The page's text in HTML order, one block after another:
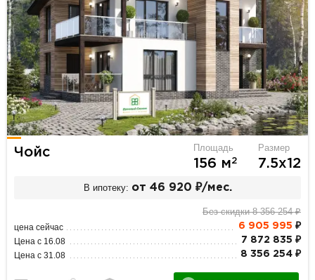
Чойс Площадь
156 м2
Размер
7.5х12
В ипотеку: от 46 920 ₽/мес.
Без скидки 8 356 254 ₽
цена сейчас 6 905 995 ₽
Цена с 16.08 7 872 835 ₽
Цена с 31.08 8 356 254 ₽